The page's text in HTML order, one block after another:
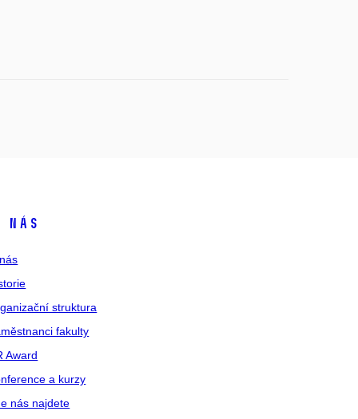
nás
struktura
fakulty
Award
a kurzy
nás najdete